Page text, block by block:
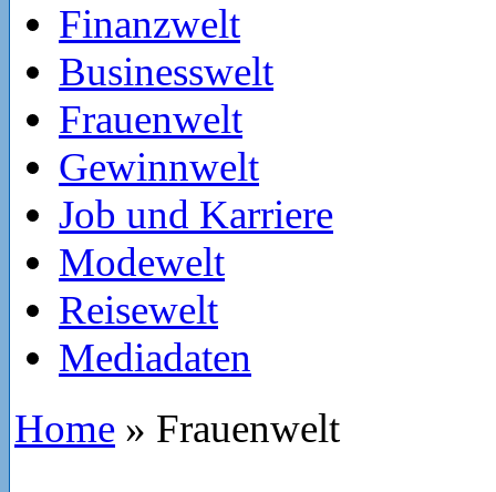
Finanzwelt
Businesswelt
Frauenwelt
Gewinnwelt
Job und Karriere
Modewelt
Reisewelt
Mediadaten
Home » Frauenwelt